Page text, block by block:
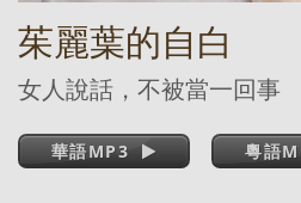
茱麗葉的自白
女人說話，不被當一回事
華語MP3 粵語